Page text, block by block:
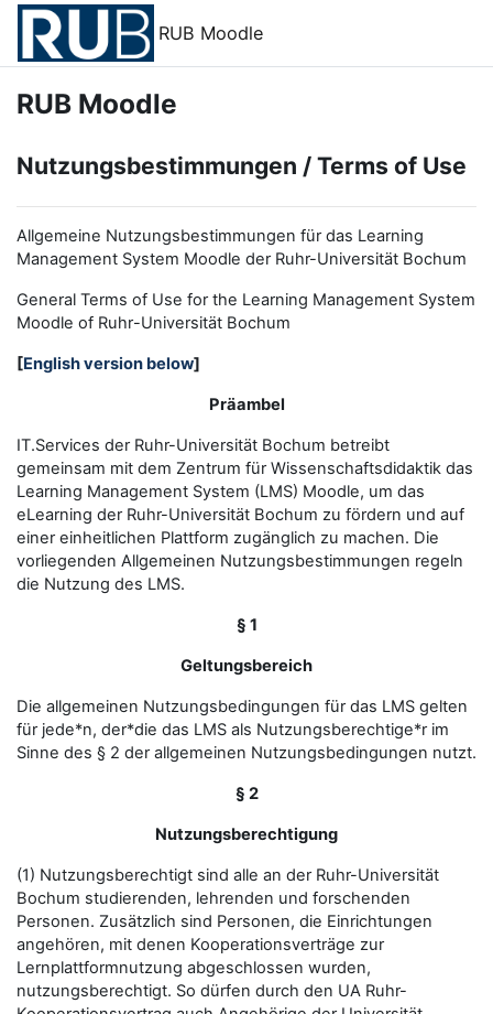
Zum Hauptinhalt
RUB Moodle
RUB Moodle
Nutzungsbestimmungen / Terms of Use
Allgemeine Nutzungsbestimmungen für das Learning
Management System Moodle der Ruhr-Universität Bochum
General Terms of Use for the Learning Management System
Moodle of Ruhr-Universität Bochum
[English version below]
Präambel
IT.Services der Ruhr-Universität Bochum betreibt
gemeinsam mit dem Zentrum für Wissenschaftsdidaktik das
Learning Management System (LMS) Moodle, um das
eLearning der Ruhr-Universität Bochum zu fördern und auf
einer einheitlichen Plattform zugänglich zu machen. Die
vorliegenden Allgemeinen Nutzungsbestimmungen regeln
die Nutzung des LMS.
§ 1
Geltungsbereich
Die allgemeinen Nutzungsbedingungen für das LMS gelten
für jede*n, der*die das LMS als Nutzungsberechtige*r im
Sinne des § 2 der allgemeinen Nutzungsbedingungen nutzt.
§ 2
Nutzungsberechtigung
(1) Nutzungsberechtigt sind alle an der Ruhr-Universität
Bochum studierenden, lehrenden und forschenden
Personen. Zusätzlich sind Personen, die Einrichtungen
angehören, mit denen Kooperationsverträge zur
Lernplattformnutzung abgeschlossen wurden,
nutzungsberechtigt. So dürfen durch den UA Ruhr-